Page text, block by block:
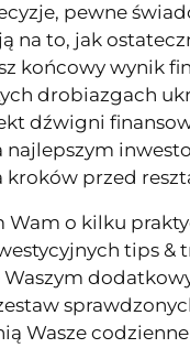
pewne
na to, jak
końcowy wynik
drobiazgach
dźwigni
najlepszym
kroków przed
Wam o kilku
tips &
Waszym
Wasze codzienne